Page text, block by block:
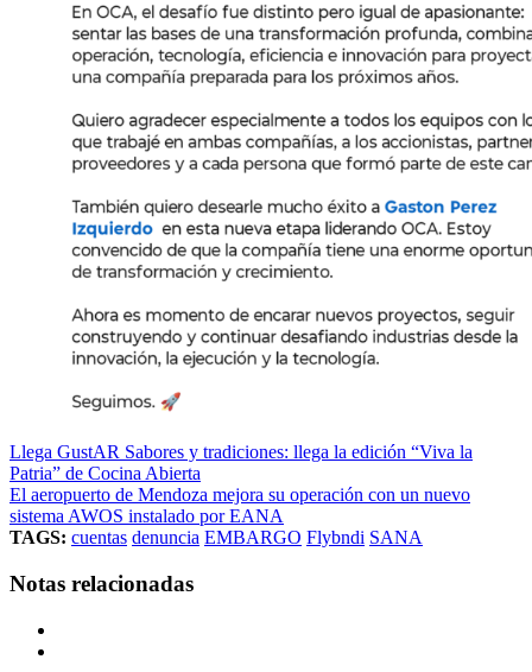
Llega GustAR Sabores y tradiciones: llega la edición “Viva la
Patria” de Cocina Abierta
El aeropuerto de Mendoza mejora su operación con un nuevo
sistema AWOS instalado por EANA
TAGS: cuentas denuncia EMBARGO Flybndi SANA
Notas relacionadas